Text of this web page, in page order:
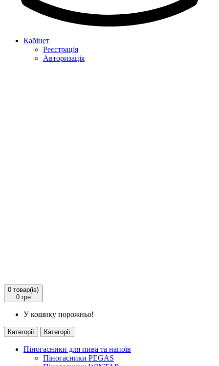
Кабінет
Реєстрація
Авторизація
0 товар(ів)
0 грн
У кошику порожньо!
Категорії Категорії
Піногасники для пива та напоїв
Піногасники PEGAS